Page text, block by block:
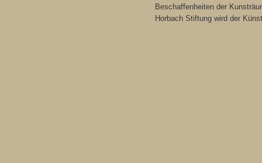
Beschaffenheiten der
Horbach Stiftung wird der